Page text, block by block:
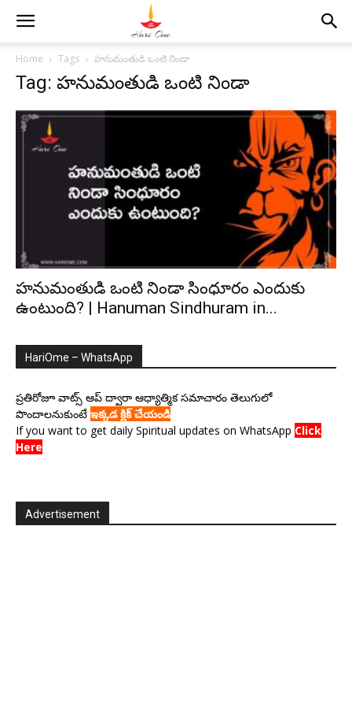
Home Tags హనుమంతుడి ఒంటి నిండా
Tag: హనుమంతుడి ఒంటి నిండా
హనుమంతుడి ఒంటి నిండా సింధూరం ఎందుకు
ఉంటుంది? | Hanuman Sindhuram in...
HariOme – WhatsApp
ప్రతిరోజూ వాట్స్ ఆప్ ద్వారా ఆధ్యాత్మిక సమాచారం తెలుగులో
పొందాలనుకుంటే ఇక్కడ క్లిక్ చేయండి
If you want to get daily Spiritual updates on WhatsApp Click
Here
Advertisement